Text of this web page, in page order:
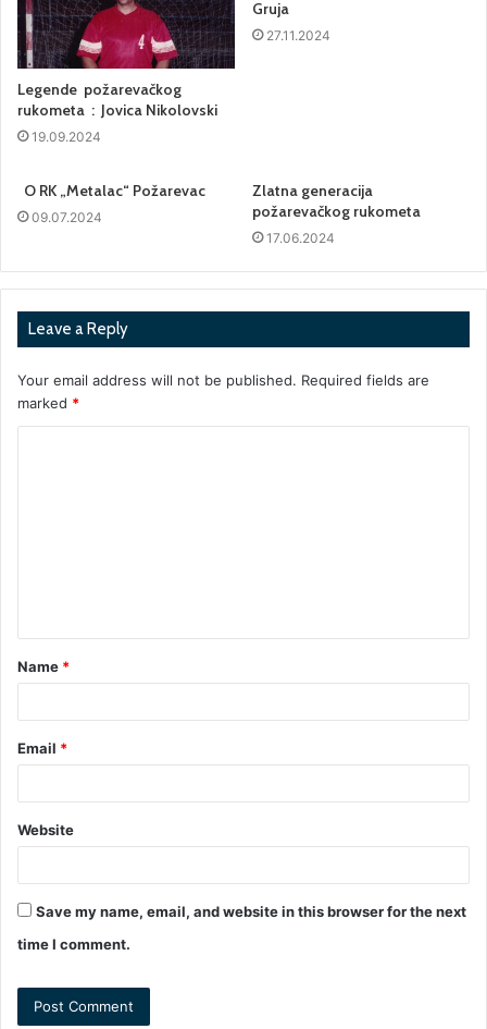
Legende požarevačkog
rukometa : Jovica Nikolovski
19.09.2024
Gruja
27.11.2024
O RK „Metalac“ Požarevac
09.07.2024
Zlatna generacija
požarevačkog rukometa
17.06.2024
Leave a Reply
Your email address will not be published. Required fields are
marked *
t
*
Name *
Email *
Website
Save my name, email, and website in this browser for the next
time I comment.